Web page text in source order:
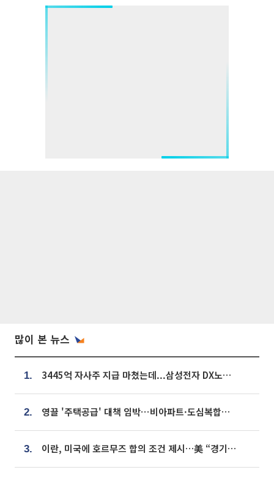
많이 본 뉴스
1. 3445억 자사주 지급 마쳤는데...삼성전자 DX노조, 뒤늦은 '떼쓰기 집회'
2. 영끌 '주택공급' 대책 임박⋯비아파트·도심복합까지 총동원
3. 이란, 미국에 호르무즈 합의 조건 제시…美 “경기 아직 안 끝나” [종합]